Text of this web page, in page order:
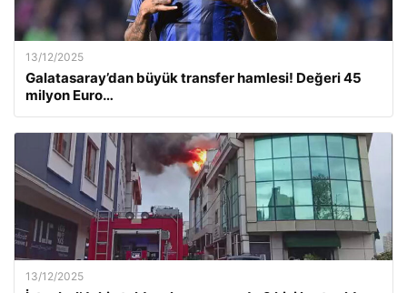
13/12/2025
Galatasaray’dan büyük transfer hamlesi! Değeri 45
milyon Euro…
13/12/2025